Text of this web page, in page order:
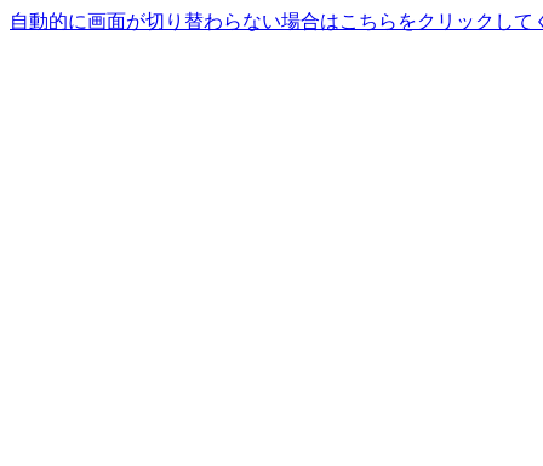
自動的に画面が切り替わらない場合はこちらをクリックして